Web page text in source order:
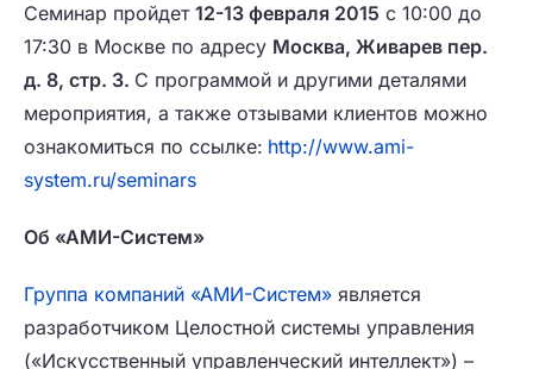
Семинар пройдет 12-13 февраля 2015 с 10:00 до
17:30 в Москве по адресу Москва, Живарев пер.
д. 8, стр. 3. С программой и другими деталями
мероприятия, а также отзывами клиентов можно
ознакомиться по ссылке: http://www.ami-
system.ru/seminars
Об «АМИ-Систем»
Группа компаний «АМИ-Систем» является
разработчиком Целостной системы управления
(«Искусственный управленческий интеллект») –